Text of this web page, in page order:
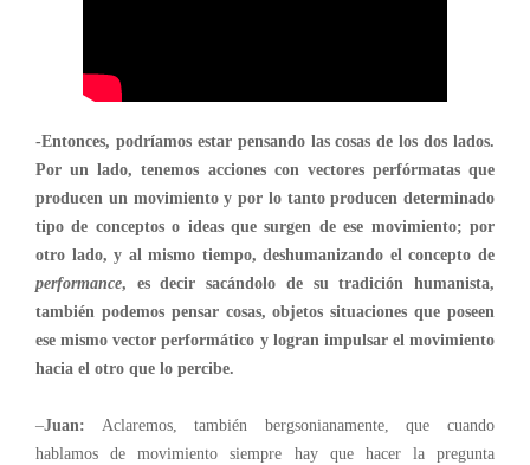
-Entonces, podríamos estar pensando las cosas de los dos lados.
Por un lado, tenemos acciones con vectores perfórmatas que
producen un movimiento y por lo tanto producen determinado
tipo de conceptos o ideas que surgen de ese movimiento; por
otro lado, y al mismo tiempo, deshumanizando el concepto de
performance, es decir sacándolo de su tradición humanista,
también podemos pensar cosas, objetos situaciones que poseen
ese mismo vector performático y logran impulsar el movimiento
hacia el otro que lo percibe.
–Juan: Aclaremos, también bergsonianamente, que cuando
hablamos de movimiento siempre hay que hacer la pregunta